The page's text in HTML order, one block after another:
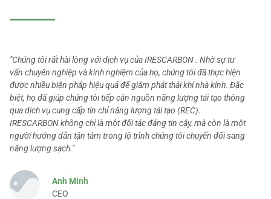
"Chúng tôi rất hài lòng với dịch vụ của IRESCARBON . Nhờ sự tư
vấn chuyên nghiệp và kinh nghiệm của họ, chúng tôi đã thực hiện
được nhiều biện pháp hiệu quả để giảm phát thải khí nhà kính. Đặc
biệt, họ đã giúp chúng tôi tiếp cận nguồn năng lượng tái tạo thông
qua dịch vụ cung cấp tín chỉ năng lượng tái tạo (REC).
IRESCARBON không chỉ là một đối tác đáng tin cậy, mà còn là một
người hướng dẫn tận tâm trong lộ trình chúng tôi chuyển đổi sang
năng lượng sạch."
Anh Minh
CEO